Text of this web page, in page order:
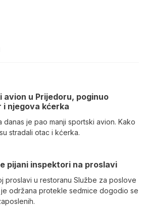
avion u Prijedoru, poginuo
njegova kćerka
danas je pao manji sportski avion. Kako
stradali otac i kćerka.
pijani inspektori na proslavi
proslavi u restoranu Službe za poslove
je održana protekle sedmice dogodio se